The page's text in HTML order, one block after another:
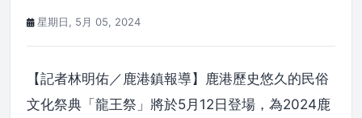
星期日, 5月 05, 2024
【記者林明佑／鹿港鎮報導】鹿港歷史悠久的民俗
文化祭典「龍王祭」將於5月12日登場，為2024鹿